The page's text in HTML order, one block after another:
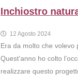
Inchiostro
12 Agosto 2024
Era da molto che volevo
Quest’anno ho colto
realizzare questo